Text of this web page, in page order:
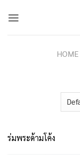
HOME
ร่มพระด้ามโค้ง